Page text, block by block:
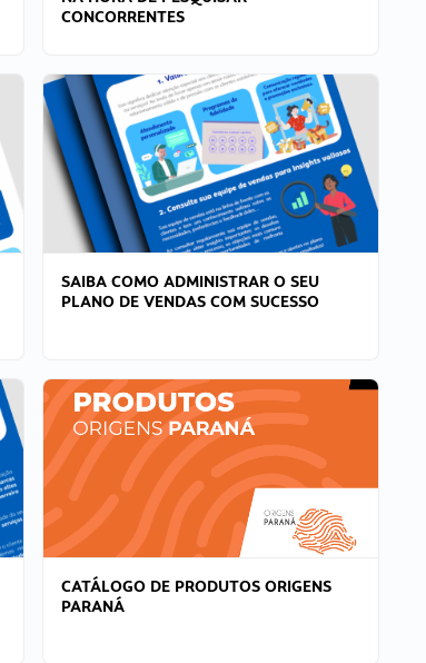
CONCORRENTES
SAIBA COMO ADMINISTRAR O SEU
PLANO DE VENDAS COM SUCESSO
CATÁLOGO DE PRODUTOS ORIGENS
PARANÁ